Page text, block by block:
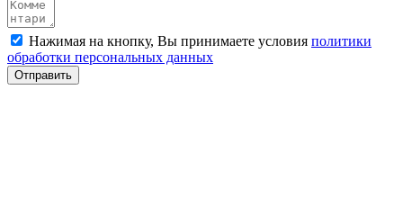
Нажимая на кнопку, Вы принимаете условия политики
обработки персональных данных
Отправить